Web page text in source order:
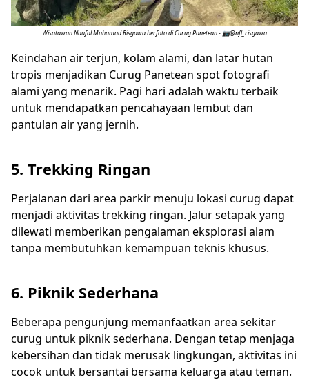
Wisatawan Naufal Muhamad Risgawa berfoto di Curug Panetean - 📷@nfl_risgawa
Keindahan air terjun, kolam alami, dan latar hutan
tropis menjadikan Curug Panetean spot fotografi
alami yang menarik. Pagi hari adalah waktu terbaik
untuk mendapatkan pencahayaan lembut dan
pantulan air yang jernih.
5. Trekking Ringan
Perjalanan dari area parkir menuju lokasi curug dapat
menjadi aktivitas trekking ringan. Jalur setapak yang
dilewati memberikan pengalaman eksplorasi alam
tanpa membutuhkan kemampuan teknis khusus.
6. Piknik Sederhana
Beberapa pengunjung memanfaatkan area sekitar
curug untuk piknik sederhana. Dengan tetap menjaga
kebersihan dan tidak merusak lingkungan, aktivitas ini
cocok untuk bersantai bersama keluarga atau teman.